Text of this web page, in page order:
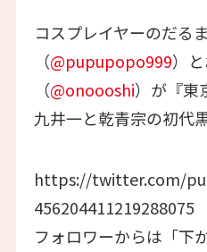
コスプレイヤーのだる
（@pupupopo999）
（@onoooshi）が『東
九井一と乾青宗の初代
https://twitter.com/
456204411219288075
フォロワーからは「下